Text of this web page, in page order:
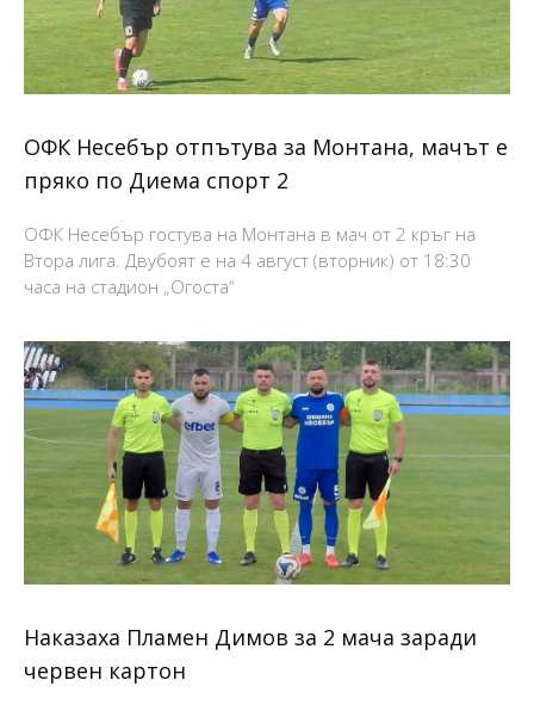
ОФК Несебър отпътува за Монтана, мачът е
пряко по Диема спорт 2
ОФК Несебър гостува на Монтана в мач от 2 кръг на
Втора лига. Двубоят е на 4 август (вторник) от 18:30
часа на стадион „Огоста“
Наказаха Пламен Димов за 2 мача заради
червен картон